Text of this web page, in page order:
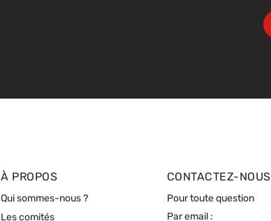
À PROPOS
Qui sommes-nous ?
Les comités
CONTACTEZ-NOUS
Pour toute question
Par email :